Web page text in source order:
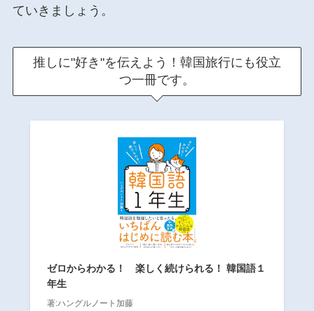
ていきましょう。
推しに"好き"を伝えよう！韓国旅行にも役立
つ一冊です。
ゼロからわかる！ 楽しく続けられる！ 韓国語１
年生
著:ハングルノート加藤